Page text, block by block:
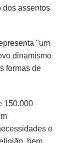
dos assentos
"um
dinamismo
formas de
150.000
e
bem